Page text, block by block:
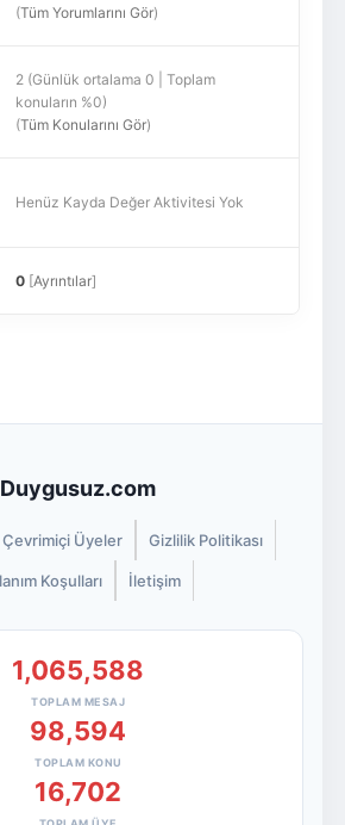
(Tüm Yorumlarını Gör)
2 (Günlük ortalama 0 | Toplam
konuların %0)
(Tüm Konularını Gör)
Henüz Kayda Değer Aktivitesi Yok
0[Ayrıntılar]
Duygusuz.com
Çevrimiçi Üyeler Gizlilik Politikası
Koşulları İletişim
1,065,588
TOPLAM MESAJ
98,594
TOPLAM KONU
16,702